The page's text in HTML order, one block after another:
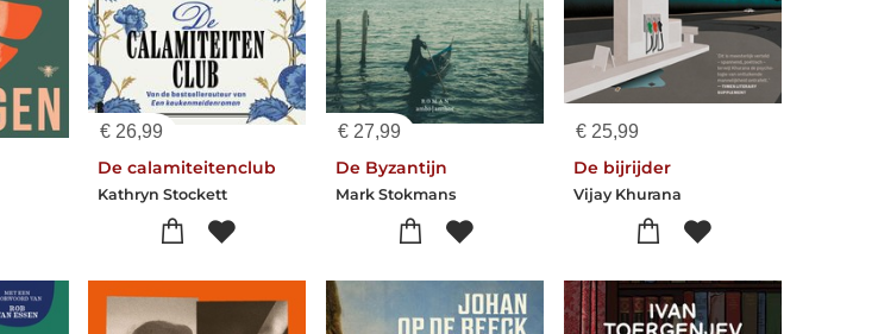
€ 26,99
De calamiteitenclub
Kathryn Stockett
€ 27,99
De Byzantijn
Mark Stokmans
€ 25,99
De bijrijder
Vijay Khurana